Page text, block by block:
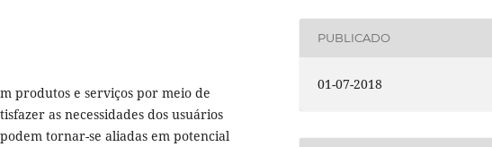
produtos e serviços por meio de
as necessidades dos usuários
podem tornar-se aliadas em potencial
PUBLICADO
01-07-2018